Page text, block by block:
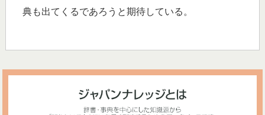
典も出てくるであろうと期待している。